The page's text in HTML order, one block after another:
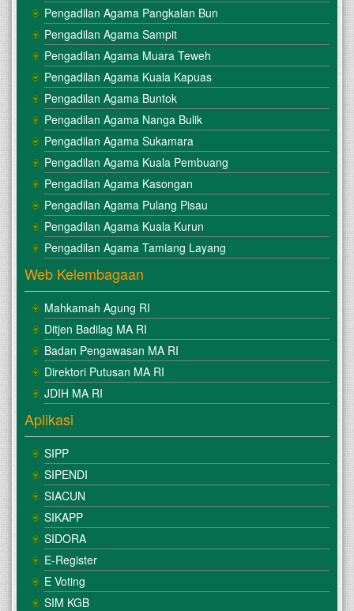
Pengadilan Agama Pangkalan Bun
Pengadilan Agama Sampit
Pengadilan Agama Muara Teweh
Pengadilan Agama Kuala Kapuas
Pengadilan Agama Buntok
Pengadilan Agama Nanga Bulik
Pengadilan Agama Sukamara
Pengadilan Agama Kuala Pembuang
Pengadilan Agama Kasongan
Pengadilan Agama Pulang Pisau
Pengadilan Agama Kuala Kurun
Pengadilan Agama Tamiang Layang
Web Kelembagaan
Mahkamah Agung RI
Ditjen Badilag MA RI
Badan Pengawasan MA RI
Direktori Putusan MA RI
JDIH MA RI
Aplikasi
SIPP
SIPENDI
SIACUN
SIKAPP
SIDORA
E-Register
E Voting
SIM KGB